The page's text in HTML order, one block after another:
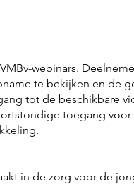
webinars.
te bekijken en de
tot de beschikbare
toegang voor
in de zorg voor de